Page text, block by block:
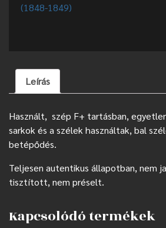
(1848-1849)
Leírás
Használt, szép F+ tartásban,
sarkok és a szélek használtak, bal
betépődés.
Teljesen autentikus állapotban, nem
tisztított, nem préselt.
Kapcsolódó termékek